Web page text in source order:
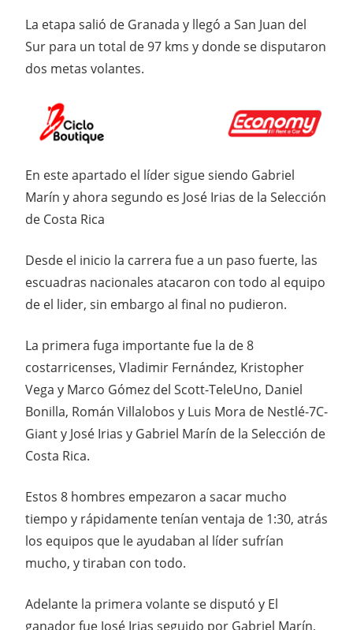
La etapa salió de Granada y llegó a San Juan del
Sur para un total de 97 kms y donde se disputaron
dos metas volantes.
En este apartado el líder sigue siendo Gabriel
Marín y ahora segundo es José Irias de la Selección
de Costa Rica
Desde el inicio la carrera fue a un paso fuerte, las
escuadras nacionales atacaron con todo al equipo
de el lider, sin embargo al final no pudieron.
La primera fuga importante fue la de 8
costarricenses, Vladimir Fernández, Kristopher
Vega y Marco Gómez del Scott-TeleUno, Daniel
Bonilla, Román Villalobos y Luis Mora de Nestlé-7C-
Giant y José Irias y Gabriel Marín de la Selección de
Costa Rica.
Estos 8 hombres empezaron a sacar mucho
tiempo y rápidamente tenían ventaja de 1:30, atrás
los equipos que le ayudaban al líder sufrían
mucho, y tiraban con todo.
Adelante la primera volante se disputó y El
ganador fue José Irias seguido por Gabriel Marín,